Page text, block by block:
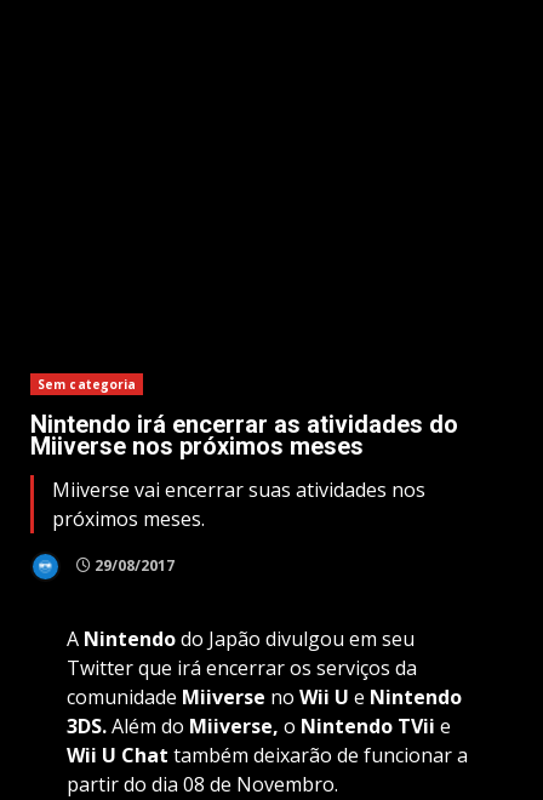
Sem categoria
Nintendo irá encerrar as atividades do
Miiverse nos próximos meses
Miiverse vai encerrar suas atividades nos
próximos meses.
29/08/2017
A Nintendodo Japão divulgou em seu
Twitter que irá encerrar os serviços da
comunidade Miiverse no Wii U e Nintendo
3DS.Além do Miiverse, o Nintendo TVii e
Wii U Chat também deixarão de funcionar a
partir do dia 08 de Novembro.